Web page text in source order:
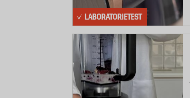
LABORATORIETEST